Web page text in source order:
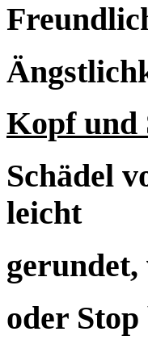
Kopf und
Schädel
leicht
oder